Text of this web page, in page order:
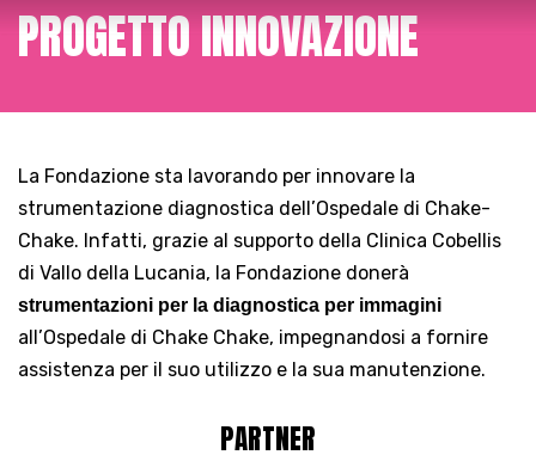
PROGETTO INNOVAZIONE
La Fondazione sta lavorando per innovare la
strumentazione diagnostica dell’Ospedale di Chake-
Chake. Infatti, grazie al supporto della Clinica Cobellis
di Vallo della Lucania, la Fondazione donerà
strumentazioni per la diagnostica per immagini
all’Ospedale di Chake Chake, impegnandosi a fornire
assistenza per il suo utilizzo e la sua manutenzione.
PARTNER